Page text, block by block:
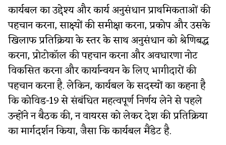
कार्यबल का उद्देश्य और कार्य अनुसंधान प्राथमिकताओं की
पहचान करना, साक्ष्यों की समीक्षा करना, प्रकोप और उसके
खिलाफ प्रतिक्रिया के स्तर के साथ अनुसंधान को श्रेणिबद्ध
करना, प्रोटोकॉल की पहचान करना और अवधारणा नोट
विकसित करना और कार्यान्वयन के लिए भागीदारों की
पहचान करना है. लेकिन, कार्यबल के सदस्यों का कहना है
कि कोविड-19 से संबंधित महत्वपूर्ण निर्णय लेने से पहले
उन्होंने न बैठक की, न वायरस को लेकर देश की प्रतिक्रिया
का मार्गदर्शन किया, जैसा कि कार्यबल मैंडेट है.